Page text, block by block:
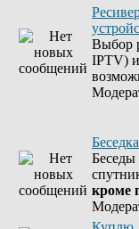
Выбор
IPTV)
Беседка
Беседы
кроме